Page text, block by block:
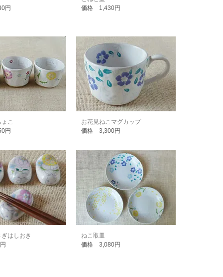
円
価格 1,430円
こ
円
お花見ねこマグカップ
価格 3,300円
はしおき
ねこ取皿
価格 3,080円